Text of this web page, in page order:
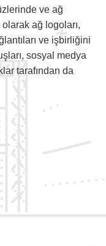
ve ağ
ağ logoları,
ve işbirliğini
sosyal medya
tarafından da